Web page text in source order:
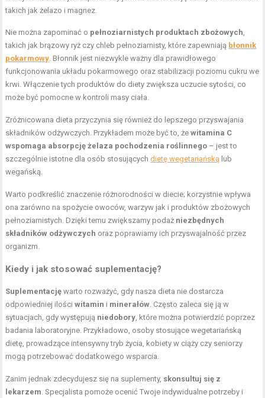
takich jak żelazo i magnez.
Nie można zapominać o pełnoziarnistych produktach zbożowych,
takich jak brązowy ryż czy chleb pełnoziarnisty, które zapewniają błonnik
pokarmowy. Błonnik jest niezwykle ważny dla prawidłowego
funkcjonowania układu pokarmowego oraz stabilizacji poziomu cukru we
krwi. Włączenie tych produktów do diety zwiększa uczucie sytości, co
może być pomocne w kontroli masy ciała.
Zróżnicowana dieta przyczynia się również do lepszego przyswajania
składników odżywczych. Przykładem może być to, żewitamina C
wspomaga absorpcję żelaza pochodzenia roślinnego – jest to
szczególnie istotne dla osób stosującychdietę wegetariańską lub
wegańską.
Warto podkreślić znaczenie różnorodności w diecie; korzystnie wpływa
ona zarówno na spożycie owoców, warzyw jak i produktów zbożowych
pełnoziarnistych. Dzięki temu zwiększamy podaż niezbędnych
składników odżywczych oraz poprawiamy ich przyswajalność przez
organizm.
Kiedy i jak stosować suplementację?
Suplementację warto rozważyć, gdy nasza dieta nie dostarcza
odpowiedniej ilościwitamin i minerałów. Często zaleca się ją w
sytuacjach, gdy występują niedobory, które można potwierdzić poprzez
badania laboratoryjne. Przykładowo, osoby stosujące wegetariańską
dietę, prowadzące intensywny tryb życia, kobiety w ciąży czy seniorzy
mogą potrzebować dodatkowego wsparcia.
Zanim jednak zdecydujesz się na suplementy, skonsultuj się z
lekarzem. Specjalista pomoże ocenić Twoje indywidualne potrzeby i